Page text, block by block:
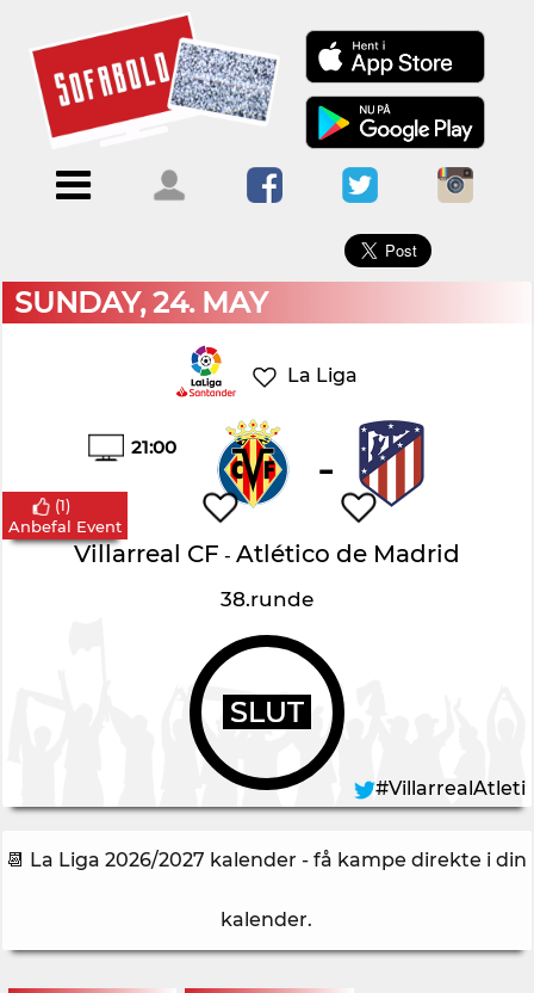
Menu
ForsideKalendere
Blogs
Om
Sofabold
Kontakt
bruger
ind
×
SUNDAY, 24. MAY
La Liga
21:00 -
Villarreal CF - Atlético de Madrid
38.runde
SLUT
(1)
Anbefal Event
#VillarrealAtleti
📆 La Liga 2026/2027 kalender - få kampe direkte i din
kalender.